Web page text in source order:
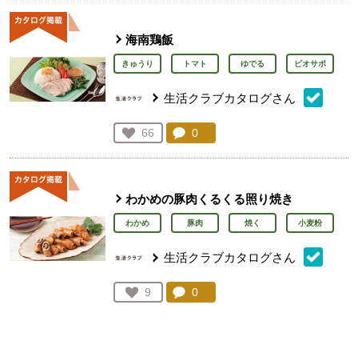
海南鶏飯
きゅうり トマト ゆでる ビオサポ
生活クラブカタログさん
お気に入り登録：
66
人が登録
コメント：
0
わかめの豚肉くるくる照り焼き
わかめ 豚肉 焼く 小麦粉
生活クラブカタログさん
お気に入り登録：
9
人が登録
コメント：
0